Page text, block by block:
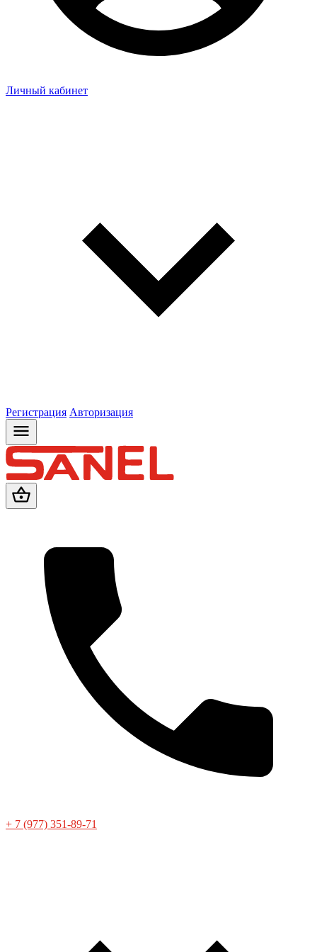
Личный кабинет
Регистрация Авторизация
+ 7 (977) 351-89-71